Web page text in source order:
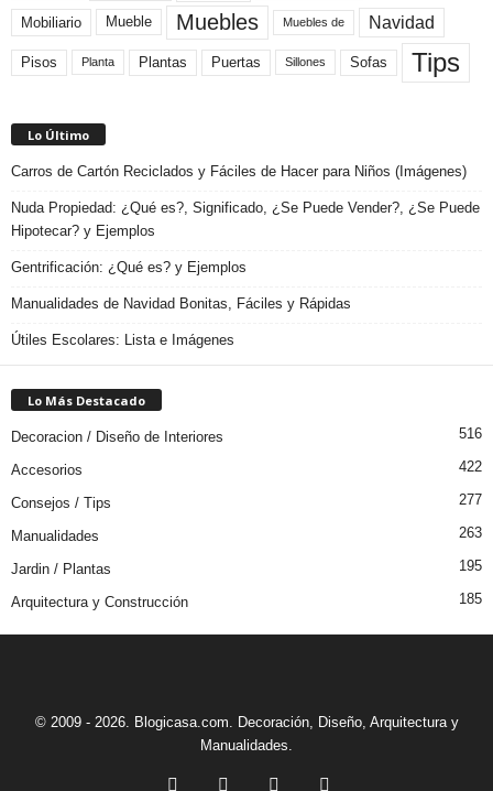
Mobiliario Mueble Muebles Muebles de Navidad
Pisos Planta Plantas Puertas Sillones Sofas Tips
Lo Último
Carros de Cartón Reciclados y Fáciles de Hacer para Niños (Imágenes)
Nuda Propiedad: ¿Qué es?, Significado, ¿Se Puede Vender?, ¿Se Puede
Hipotecar? y Ejemplos
Gentrificación: ¿Qué es? y Ejemplos
Manualidades de Navidad Bonitas, Fáciles y Rápidas
Útiles Escolares: Lista e Imágenes
Lo Más Destacado
Decoracion / Diseño de Interiores 516
Accesorios 422
Consejos / Tips 277
Manualidades 263
Jardin / Plantas 195
Arquitectura y Construcción 185
© 2009 - 2026. Blogicasa.com. Decoración, Diseño, Arquitectura y
Manualidades.